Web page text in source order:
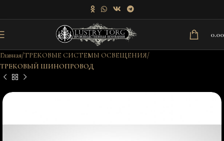
Главная ТРЕКОВЫЕ СИСТЕМЫ ОСВЕЩЕНИЯ
ТРЕКОВЫЙ ШИНОПРОВОД